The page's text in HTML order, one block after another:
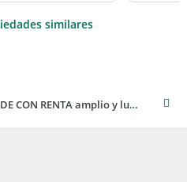
similares
Departamento de 2 amb se VENDE CON RENTA amplio y luminoso en Almagro